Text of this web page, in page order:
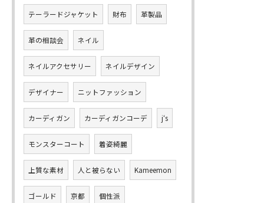
テーラードジャケット 財布 革製品
革の相談会 ネイル
ネイルアクセサリー ネイルデザイン
デザイナー ニットファッション
カーディガン カーディガンコーデ j‘s
モンスターコート 着姿綺麗
上質な素材 人と被らない Kameemon
ゴールド 京都 個性派